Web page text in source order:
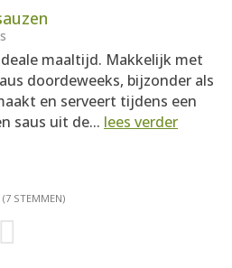
maaltijd. Makkelijk met
doordeweeks, bijzonder als
en serveert tijdens een
saus uit de... lees verder
(7 STEMMEN)